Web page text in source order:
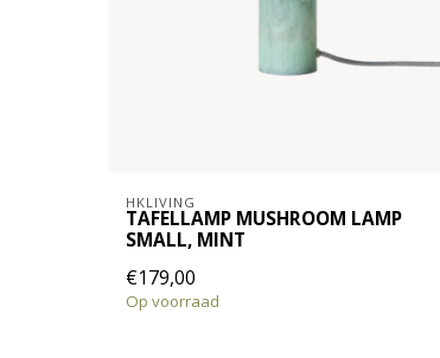
HKLIVING
TAFELLAMP MUSHROOM LAMP
SMALL, MINT
€179,00
Op voorraad